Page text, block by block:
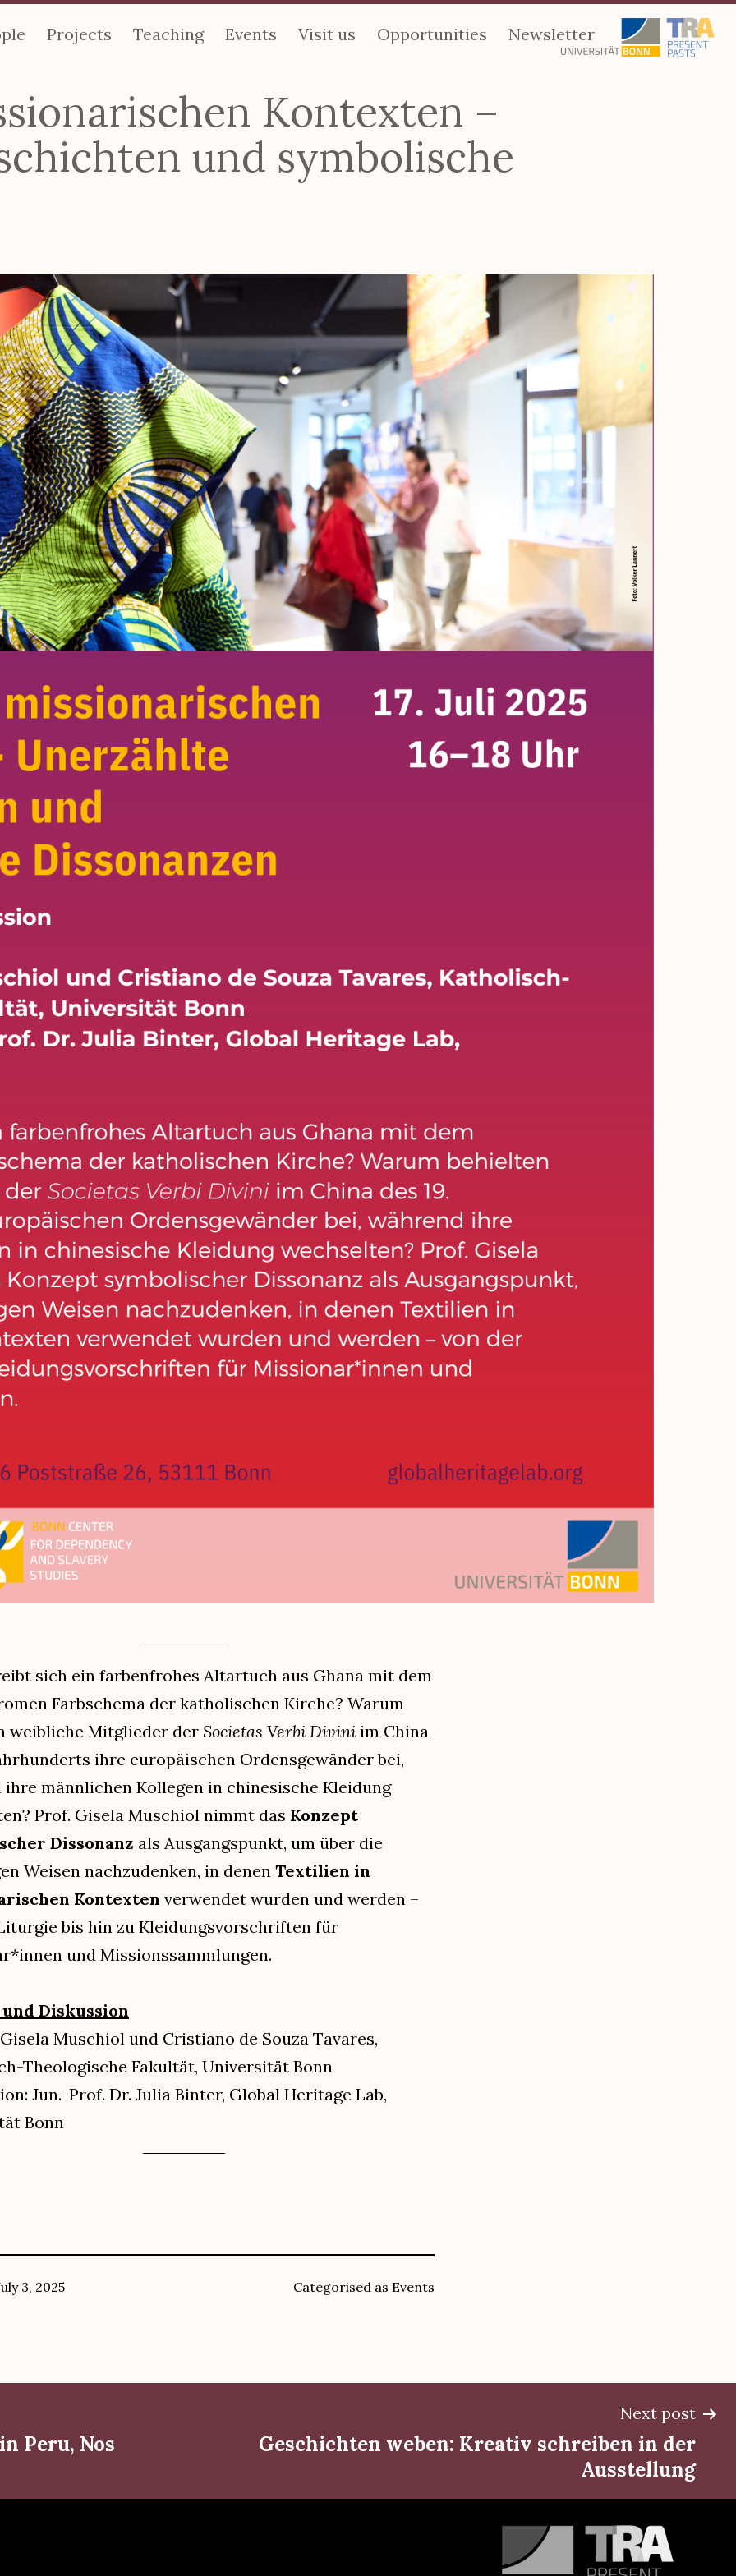
Projects Teaching Events Visit us Opportunities Newsletter
Kontexten –
und symbolische
sich ein farbenfrohes Altartuch aus Ghana mit dem
Farbschema der katholischen Kirche? Warum
weibliche Mitglieder der Societas Verbi Divini im China
ihre europäischen Ordensgewänder bei,
ihre männlichen Kollegen in chinesische Kleidung
Prof. Gisela Muschiol nimmt das Konzept
Dissonanz als Ausgangspunkt, um über die
Weisen nachzudenken, in denen Textilien in
Kontexten verwendet wurden und werden –
Liturgie bis hin zu Kleidungsvorschriften für
und Missionssammlungen.
und Diskussion
Gisela Muschiol und Cristiano de Souza Tavares,
Theologische Fakultät, Universität Bonn
Jun.-Prof. Dr. Julia Binter, Global Heritage Lab,
Bonn
3, 2025 Categorised as Events
Peru, Nos
Next post
Geschichten weben: Kreativ schreiben in der
Ausstellung